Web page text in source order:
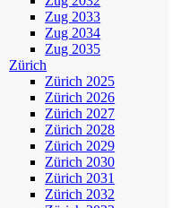
Zug 2033
Zug 2034
Zug 2035
Zürich
Zürich 2025
Zürich 2026
Zürich 2027
Zürich 2028
Zürich 2029
Zürich 2030
Zürich 2031
Zürich 2032